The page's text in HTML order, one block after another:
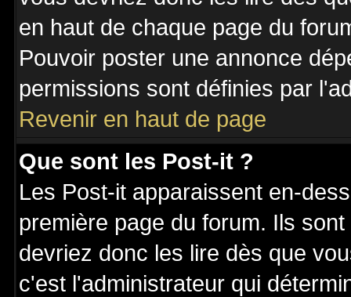
en haut de chaque page du
Pouvoir poster une annonce
permissions sont définies par
Revenir en haut de page
Que sont les Post-it ?
Les Post-it apparaissent en-
première page du forum. Ils
devriez donc les lire dès que
c'est l'administrateur qui